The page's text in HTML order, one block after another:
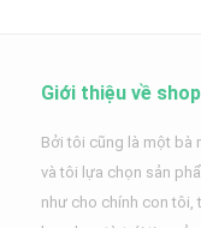
Giới thiệu về shop
Bởi tôi cũng là một bà
và tôi lựa chọn sản
như cho chính con tôi,